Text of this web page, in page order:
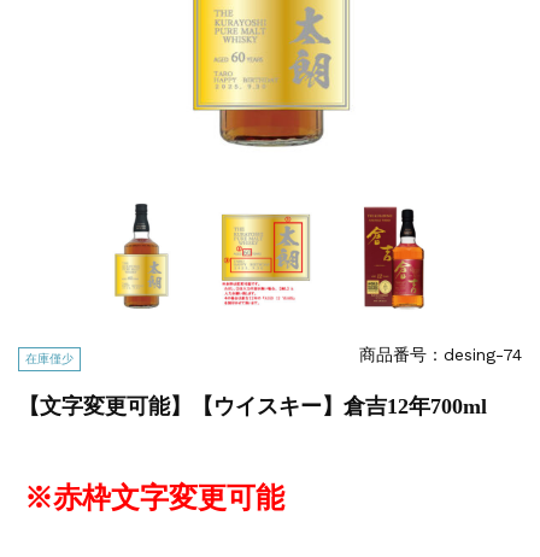
在庫僅少 商品番号：desing-74
【文字変更可能】【ウイスキー】倉吉12年700ml
※赤枠文字変更可能